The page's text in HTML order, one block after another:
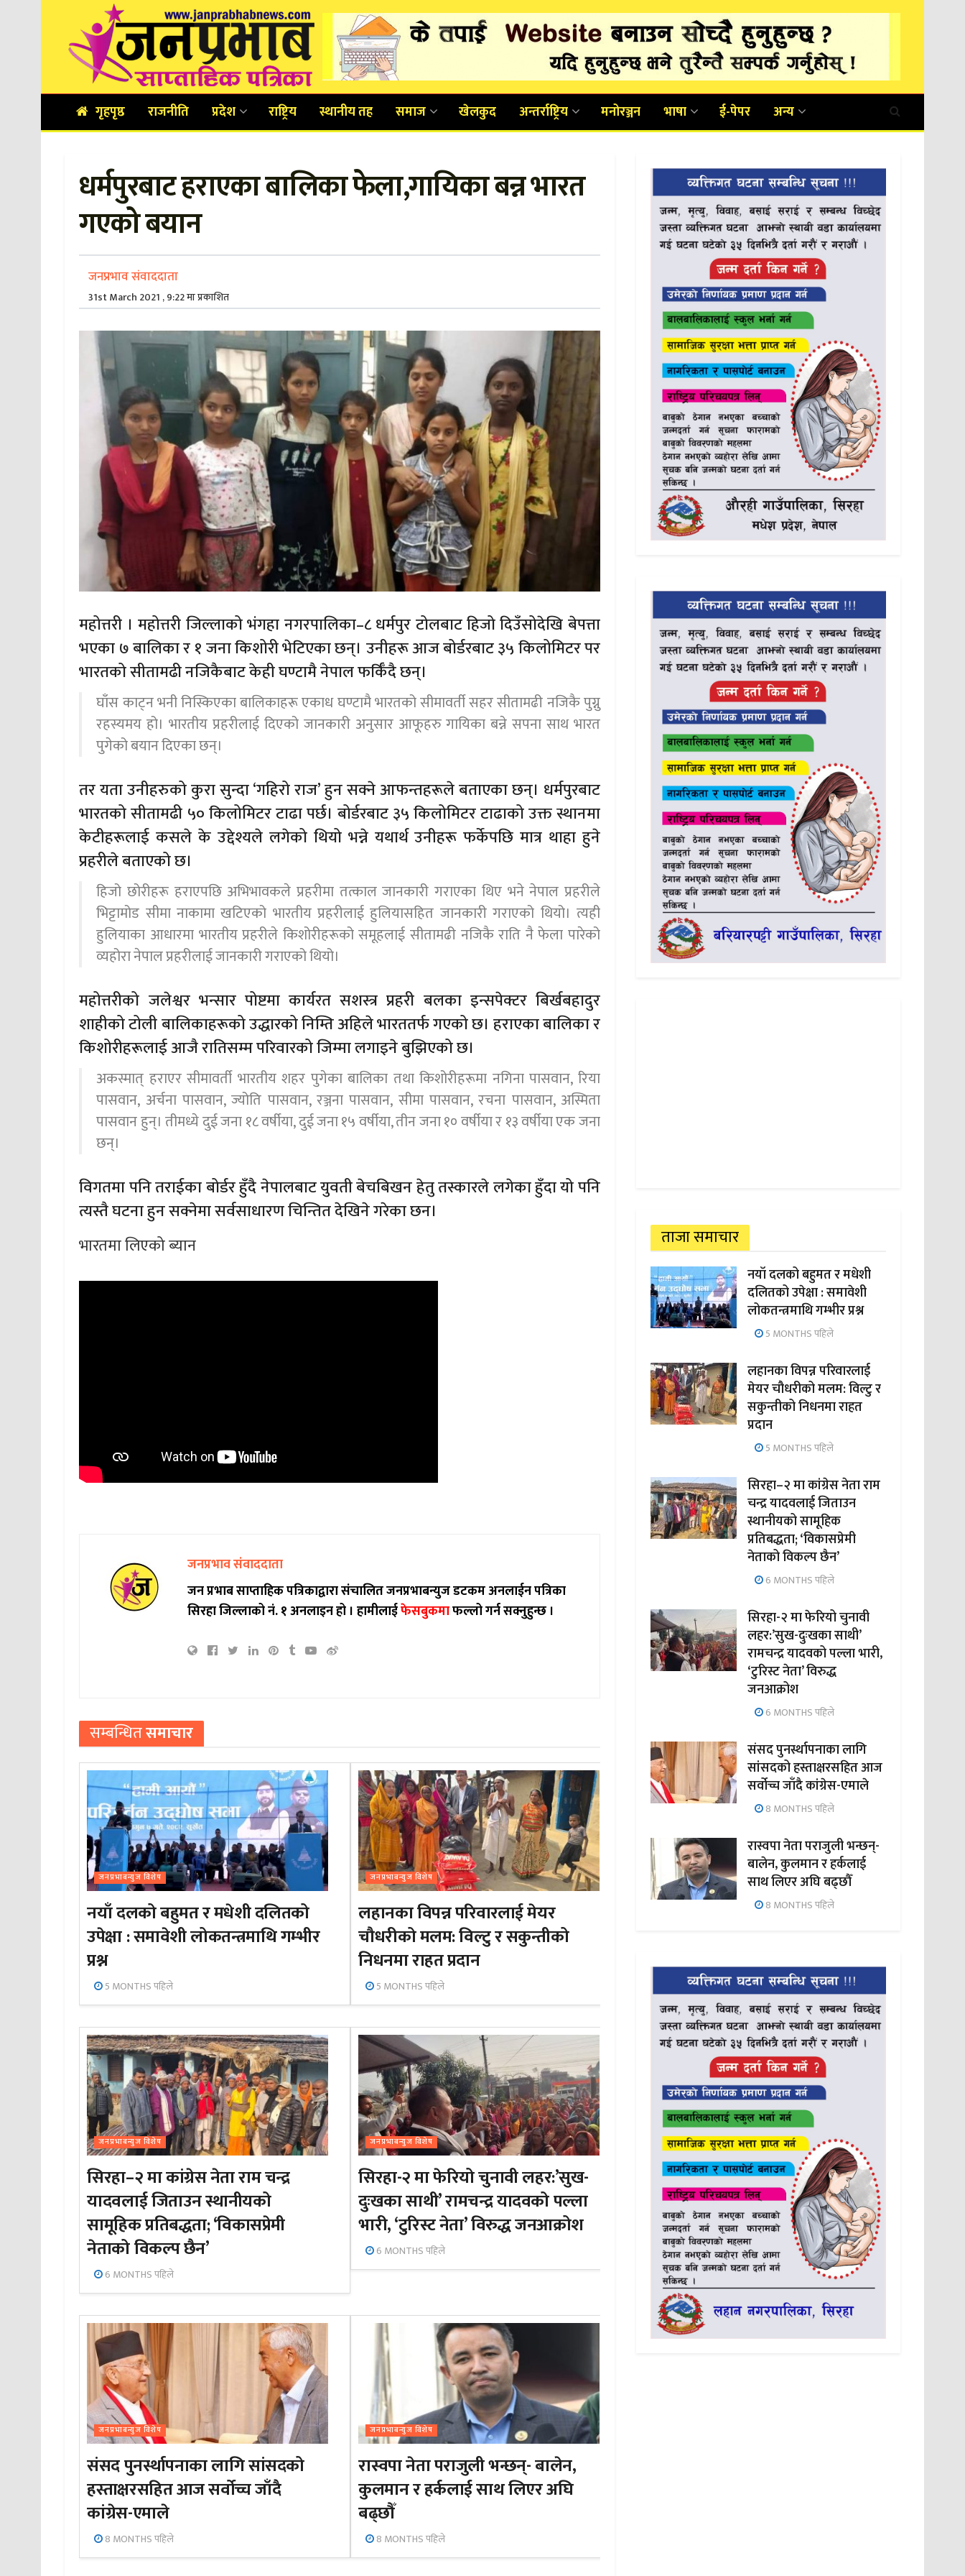
गृहपृष्ठ राजनीति प्रदेश राष्ट्रिय स्थानीय तह समाज खेलकुद अन्तर्राष्ट्रिय मनोरञ्जन भाषा ई-पेपर अन्य
धर्मपुरबाट हराएका बालिका फेला,गायिका बन्न भारत
गएको बयान
जनप्रभाव संवाददाता
31st March 2021 , 9:22 मा प्रकाशित
महोत्तरी । महोत्तरी जिल्लाको भंगहा नगरपालिका–८ धर्मपुर टोलबाट हिजो दिउँसोदेखि बेपत्ता
भएका ७ बालिका र १ जना किशोरी भेटिएका छन्। उनीहरू आज बोर्डरबाट ३५ किलोमिटर पर
भारतको सीतामढी नजिकैबाट केही घण्टामै नेपाल फर्किँदै छन्।
घाँस काट्न भनी निस्किएका बालिकाहरू एकाध घण्टामै भारतको सीमावर्ती सहर सीतामढी नजिकै पुग्नु
रहस्यमय हो। भारतीय प्रहरीलाई दिएको जानकारी अनुसार आफूहरु गायिका बन्ने सपना साथ भारत
पुगेको बयान दिएका छन्।
तर यता उनीहरुको कुरा सुन्दा ‘गहिरो राज’ हुन सक्ने आफन्तहरूले बताएका छन्। धर्मपुरबाट
भारतको सीतामढी ५० किलोमिटर टाढा पर्छ। बोर्डरबाट ३५ किलोमिटर टाढाको उक्त स्थानमा
केटीहरूलाई कसले के उद्देश्यले लगेको थियो भन्ने यथार्थ उनीहरू फर्केपछि मात्र थाहा हुने
प्रहरीले बताएको छ।
हिजो छोरीहरू हराएपछि अभिभावकले प्रहरीमा तत्काल जानकारी गराएका थिए भने नेपाल प्रहरीले
भिट्टामोड सीमा नाकामा खटिएको भारतीय प्रहरीलाई हुलियासहित जानकारी गराएको थियो। त्यही
हुलियाका आधारमा भारतीय प्रहरीले किशोरीहरूको समूहलाई सीतामढी नजिकै राति नै फेला पारेको
व्यहोरा नेपाल प्रहरीलाई जानकारी गराएको थियो।
महोत्तरीको जलेश्वर भन्सार पोष्टमा कार्यरत सशस्त्र प्रहरी बलका इन्सपेक्टर बिर्खबहादुर
शाहीको टोली बालिकाहरूको उद्धारको निम्ति अहिले भारततर्फ गएको छ। हराएका बालिका र
किशोरीहरूलाई आजै रातिसम्म परिवारको जिम्मा लगाइने बुझिएको छ।
अकस्मात् हराएर सीमावर्ती भारतीय शहर पुगेका बालिका तथा किशोरीहरूमा नगिना पासवान, रिया
पासवान, अर्चना पासवान, ज्योति पासवान, रञ्जना पासवान, सीमा पासवान, रचना पासवान, अस्मिता
पासवान हुन्। तीमध्ये दुई जना १८ वर्षीया, दुई जना १५ वर्षीया, तीन जना १० वर्षीया र १३ वर्षीया एक जना
छन्।
विगतमा पनि तराईका बोर्डर हुँदै नेपालबाट युवती बेचबिखन हेतु तस्कारले लगेका हुँदा यो पनि
त्यस्तै घटना हुन सक्नेमा सर्वसाधारण चिन्तित देखिने गरेका छन।
भारतमा लिएको ब्यान
जनप्रभाव संवाददाता
जन प्रभाब साप्ताहिक पत्रिकाद्वारा संचालित जनप्रभाबन्युज डटकम अनलाईन पत्रिका
सिरहा जिल्लाको नं. १ अनलाइन हो ।हामीलाईफेसबुकमाफल्लो गर्न सक्नुहुन्छ ।
सम्बन्धितसमाचार
जनप्रभाबन्युज विशेष
नयाँ दलको बहुमत र मधेशी दलितको
उपेक्षा : समावेशी लोकतन्त्रमाथि गम्भीर
प्रश्न
5 MONTHS पहिले
जनप्रभाबन्युज विशेष
लहानका विपन्न परिवारलाई मेयर
चौधरीको मलम: विल्टु र सकुन्तीको
निधनमा राहत प्रदान
5 MONTHS पहिले
जनप्रभाबन्युज विशेष
सिरहा–२ मा कांग्रेस नेता राम चन्द्र
यादवलाई जिताउन स्थानीयको
सामूहिक प्रतिबद्धता; ‘विकासप्रेमी
नेताको विकल्प छैन’
6 MONTHS पहिले
जनप्रभाबन्युज विशेष
सिरहा-२ मा फेरियो चुनावी लहर:’सुख-
दुःखका साथी’ रामचन्द्र यादवको पल्ला
भारी, ‘टुरिस्ट नेता’ विरुद्ध जनआक्रोश
6 MONTHS पहिले
जनप्रभाबन्युज विशेष
संसद पुनर्स्थापनाका लागि सांसदको
हस्ताक्षरसहित आज सर्वोच्च जाँदै
कांग्रेस-एमाले
8 MONTHS पहिले
जनप्रभाबन्युज विशेष
रास्वपा नेता पराजुली भन्छन्- बालेन,
कुलमान र हर्कलाई साथ लिएर अघि
बढ्छौँ
8 MONTHS पहिले
ताजा समाचार
नयाँ दलको बहुमत र मधेशी
दलितको उपेक्षा : समावेशी
लोकतन्त्रमाथि गम्भीर प्रश्न
5 MONTHS पहिले
लहानका विपन्न परिवारलाई
मेयर चौधरीको मलम: विल्टु र
सकुन्तीको निधनमा राहत
प्रदान
5 MONTHS पहिले
सिरहा–२ मा कांग्रेस नेता राम
चन्द्र यादवलाई जिताउन
स्थानीयको सामूहिक
प्रतिबद्धता; ‘विकासप्रेमी
नेताको विकल्प छैन’
6 MONTHS पहिले
सिरहा-२ मा फेरियो चुनावी
लहर:’सुख-दुःखका साथी’
रामचन्द्र यादवको पल्ला भारी,
‘टुरिस्ट नेता’ विरुद्ध
जनआक्रोश
6 MONTHS पहिले
संसद पुनर्स्थापनाका लागि
सांसदको हस्ताक्षरसहित आज
सर्वोच्च जाँदै कांग्रेस-एमाले
8 MONTHS पहिले
रास्वपा नेता पराजुली भन्छन्-
बालेन, कुलमान र हर्कलाई
साथ लिएर अघि बढ्छौँ
8 MONTHS पहिले